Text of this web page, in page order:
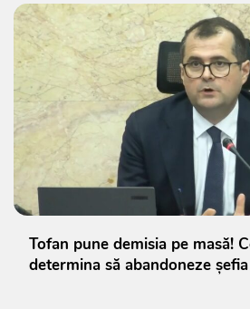
Tofan pune demisia pe masă!
determina să abandoneze